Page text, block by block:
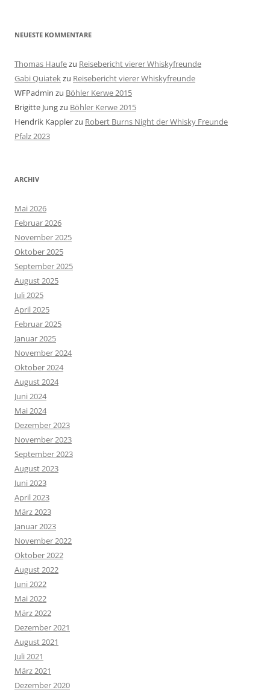
NEUESTE KOMMENTARE
Thomas Haufezu Reisebericht vierer Whiskyfreunde
Gabi Quiatekzu Reisebericht vierer Whiskyfreunde
WFPadmin zu Böhler Kerwe 2015
Brigitte Jungzu Böhler Kerwe 2015
Hendrik Kapplerzu Robert Burns Night der Whisky Freunde
Pfalz 2023
ARCHIV
Mai 2026
Februar 2026
November 2025
Oktober 2025
September 2025
August 2025
Juli 2025
April 2025
Februar 2025
Januar 2025
November 2024
Oktober 2024
August 2024
Juni 2024
Mai 2024
Dezember 2023
November 2023
September 2023
August 2023
Juni 2023
April 2023
März 2023
Januar 2023
November 2022
Oktober 2022
August 2022
Juni 2022
Mai 2022
März 2022
Dezember 2021
August 2021
Juli 2021
März 2021
Dezember 2020